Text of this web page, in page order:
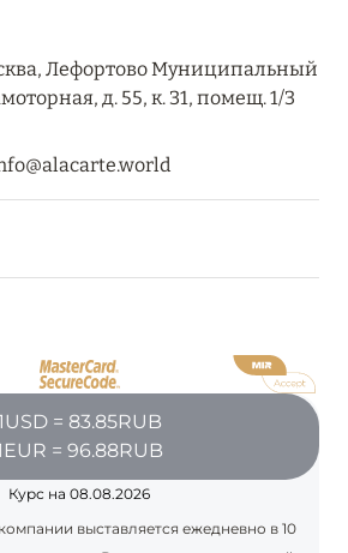
Лефортово Муниципальный
д. 55, к. 31, помещ. 1/3
= 83.85RUB
= 96.88RUB
Курс на 08.08.2026
выставляется ежедневно в 10